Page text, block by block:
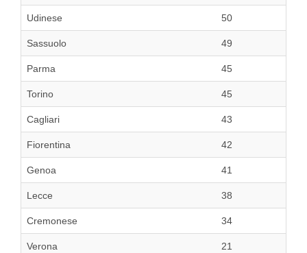
Udinese 50
Sassuolo 49
Parma 45
Torino 45
Cagliari 43
Fiorentina 42
Genoa 41
Lecce 38
Cremonese 34
Verona 21